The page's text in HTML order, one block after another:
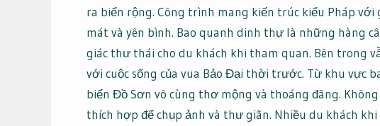
ra biển rộng. Công trình mang kiến trúc kiểu Pháp
mát và yên bình. Bao quanh dinh thự là những hàng
giác thư thái cho du khách khi tham quan. Bên trong
với cuộc sống của vua Bảo Đại thời trước. Từ khu vực
biển Đồ Sơn vô cùng thơ mộng và thoáng đãng.
thích hợp để chụp ảnh và thư giãn. Nhiều du khách